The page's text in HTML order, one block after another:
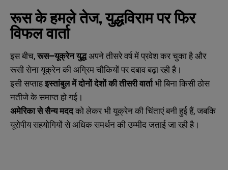
N
N
रूसकेहमलेतेज,युद्धविरामपरफिर
विफलवार्ता
इस बीच,रूस–यूक्रेनयुद्धअपने तीसरे वर्ष में प्रवेश कर चुका है और
रूसी सेना यूक्रेन की अग्रिम चौकियों पर दबाव बढ़ा रही है।
इसी सप्ताहइस्तांबुलमेंदोनोंदेशोंकीतीसरीवार्ताभी बिना किसी ठोस
नतीजे के समाप्त हो गई।
अमेरिकासेसैन्यमददको लेकर भी यूक्रेन की चिंताएं बनी हुई हैं, जबकि
यूरोपीय सहयोगियों से अधिक समर्थन की उम्मीद जताई जा रही है।